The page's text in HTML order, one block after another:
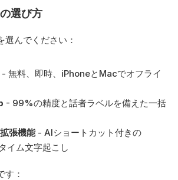
選び方
選んでください：
- 無料、即時、iPhoneとMacでオフライ
- 99%の精度と話者ラベルを備えた一括
張機能 - AIショートカット付きの
イム文字起こし
す：